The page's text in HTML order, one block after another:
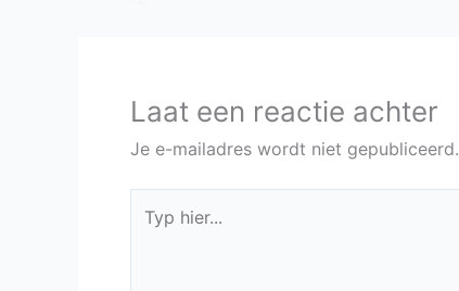
Laat een reactie achter
Je e-mailadres wordt niet gepubliceerd.
hier...